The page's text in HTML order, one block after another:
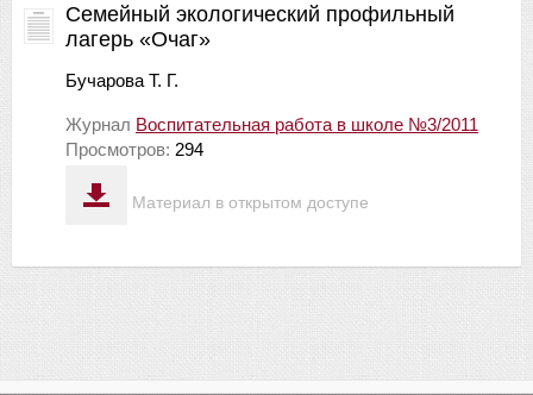
Материал в открытом доступе
Семейный экологический профильный
лагерь «Очаг»
Бучарова Т. Г.
Журнал Воспитательная работа в школе №3/2011
Просмотров: 294